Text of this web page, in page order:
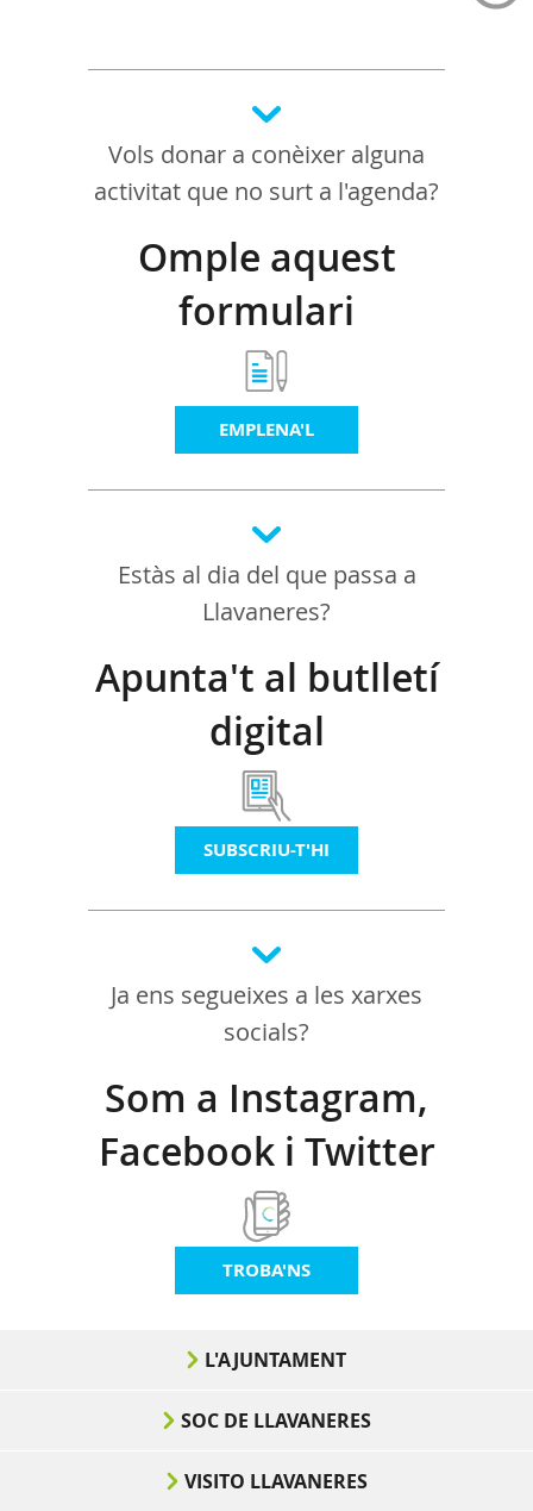
Vols donar a conèixer alguna
activitat que no surt a l'agenda?
Omple aquest
formulari
EMPLENA'L
Estàs al dia del que passa a
Llavaneres?
Apunta't al butlletí
digital
SUBSCRIU-T'HI
Ja ens segueixes a les xarxes
socials?
Som a Instagram,
Facebook i Twitter
TROBA'NS
L'AJUNTAMENT
SOC DE LLAVANERES
VISITO LLAVANERES